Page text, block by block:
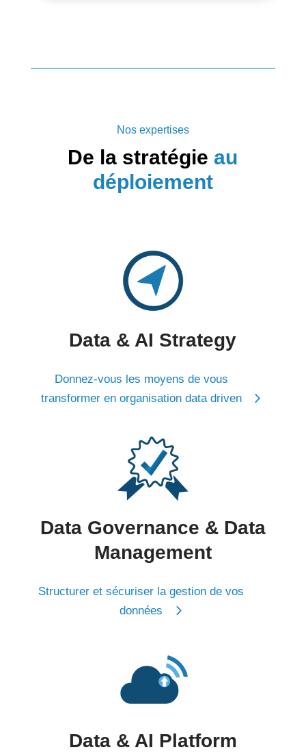
Nos expertises
De la stratégie au
déploiement
Data & AI Strategy
Donnez-vous les moyens de vous
transformer en organisation data driven
Data Governance & Data
Management
Structurer et sécuriser la gestion de vos
données
Data & AI Platform